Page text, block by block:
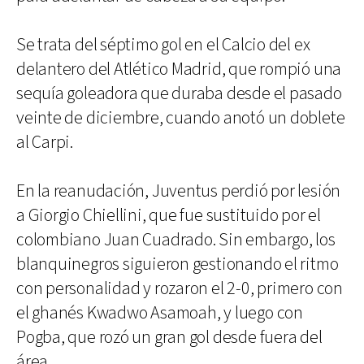
Se trata del séptimo gol en el Calcio del ex
delantero del Atlético Madrid, que rompió una
sequía goleadora que duraba desde el pasado
veinte de diciembre, cuando anotó un doblete
al Carpi.
En la reanudación, Juventus perdió por lesión
a Giorgio Chiellini, que fue sustituido por el
colombiano Juan Cuadrado. Sin embargo, los
blanquinegros siguieron gestionando el ritmo
con personalidad y rozaron el 2-0, primero con
el ghanés Kwadwo Asamoah, y luego con
Pogba, que rozó un gran gol desde fuera del